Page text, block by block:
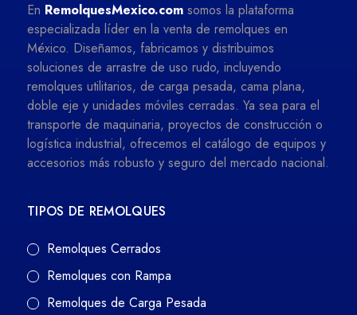
En RemolquesMexico.com somos la plataforma
especializada líder en la venta de remolques en
México. Diseñamos, fabricamos y distribuimos
soluciones de arrastre de uso rudo, incluyendo
remolques utilitarios, de carga pesada, cama plana,
doble eje y unidades móviles cerradas. Ya sea para el
transporte de maquinaria, proyectos de construcción o
logística industrial, ofrecemos el catálogo de equipos y
accesorios más robusto y seguro del mercado nacional.
TIPOS DE REMOLQUES
Remolques Cerrados
Remolques con Rampa
Remolques de Carga Pesada